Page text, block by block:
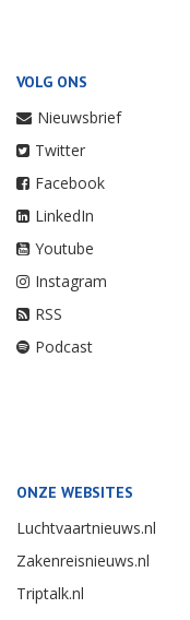
VOLG ONS
Nieuwsbrief
Twitter
Facebook
LinkedIn
Youtube
Instagram
RSS
Podcast
ONZE WEBSITES
Luchtvaartnieuws.nl
Zakenreisnieuws.nl
Triptalk.nl